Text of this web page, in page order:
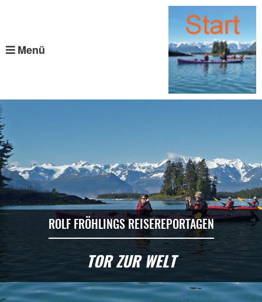
Menü
ROLF FRÖHLINGS REISEREPORTAGEN
TOR ZUR WELT